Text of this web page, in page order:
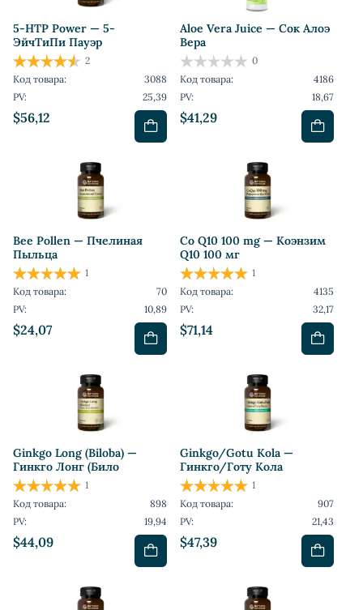
5-HTP Power — 5-
ЭйчТиПи Пауэр
$56,12
2
Код товара:
3088
PV:
25,39
Aloe Vera Juice — Сок Алоэ
Вера
$41,29
0
Код товара:
4186
PV:
18,67
Bee Pollen — Пчелиная
Пыльца
$24,07
1
Код товара:
70
PV:
10,89
Co Q10 100 mg — Коэнзим
Q10 100 мг
$71,14
1
Код товара:
4135
PV:
32,17
Ginkgo Long (Biloba) —
Гинкго Лонг (Било
$44,09
1
Код товара:
898
PV:
19,94
Ginkgo/Gotu Kola —
Гинкго/Готу Кола
$47,39
1
Код товара:
907
PV:
21,43